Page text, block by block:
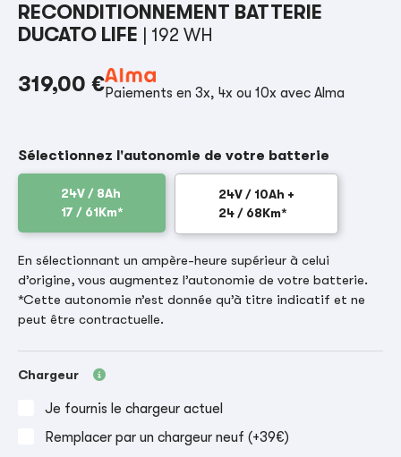
RECONDITIONNEMENT BATTERIE
DUCATO LIFE
| 192 WH
319,00 €Paiements en 3x, 4x ou 10x avec Alma
Sélectionnez l'autonomie de votre batterie
24V / 8Ah
17 / 61Km*
24V / 10Ah +
24 / 68Km*
En sélectionnant un ampère-heure supérieur à celui
d’origine, vous augmentez l’autonomie de votre batterie.
*Cette autonomie n’est donnée qu’à titre indicatif et ne
peut être contractuelle.
Chargeur
Je fournis le chargeur actuel
Remplacer par un chargeur neuf (+39€)